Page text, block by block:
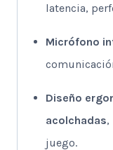
latencia,
Micrófono
Diseño
acolchadas,
juego.